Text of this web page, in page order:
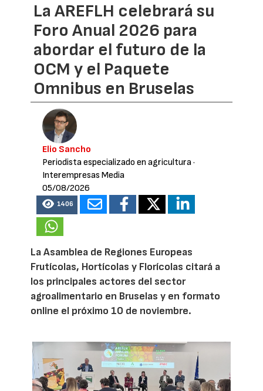
La AREFLH celebrará su
Foro Anual 2026 para
abordar el futuro de la
OCM y el Paquete
Omnibus en Bruselas
Elio Sancho
Periodista especializado en agricultura·
Interempresas Media
05/08/2026
1406
La Asamblea de Regiones Europeas
Frutícolas, Hortícolas y Florícolas citará a
los principales actores del sector
agroalimentario en Bruselas y en formato
online el próximo 10 de noviembre.